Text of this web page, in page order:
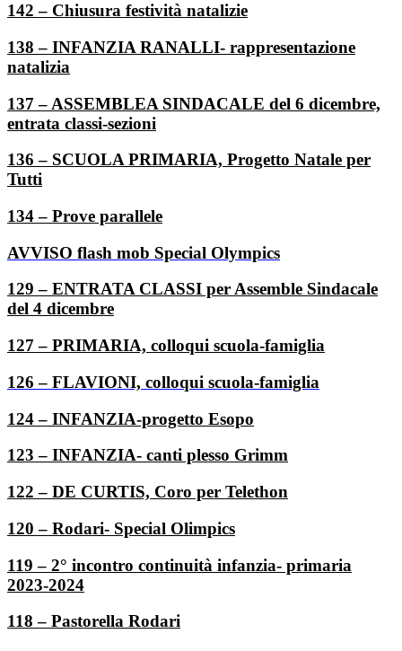
142 – Chiusura festività natalizie
138 – INFANZIA RANALLI- rappresentazione
natalizia
137 – ASSEMBLEA SINDACALE del 6 dicembre,
entrata classi-sezioni
136 – SCUOLA PRIMARIA, Progetto Natale per
Tutti
134 – Prove parallele
AVVISO flash mob Special Olympics
129 – ENTRATA CLASSI per Assemble Sindacale
del 4 dicembre
127 – PRIMARIA, colloqui scuola-famiglia
126 – FLAVIONI, colloqui scuola-famiglia
124 – INFANZIA-progetto Esopo
123 – INFANZIA- canti plesso Grimm
122 – DE CURTIS, Coro per Telethon
120 – Rodari- Special Olimpics
119 – 2° incontro continuità infanzia- primaria
2023-2024
118 – Pastorella Rodari